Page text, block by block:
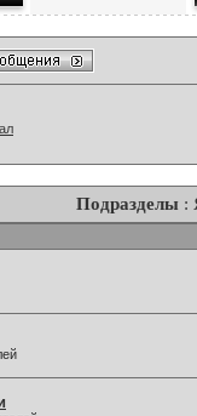
Подразделы: